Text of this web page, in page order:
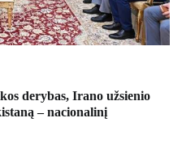
derybas, Irano užsienio
– nacionalinį